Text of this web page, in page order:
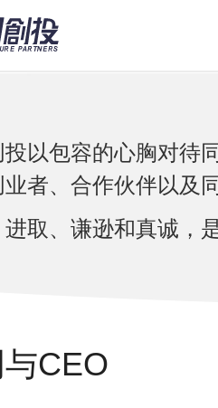
投以包容的心胸对待
业者、合作伙伴以及同
取、谦逊和真诚，
CEO